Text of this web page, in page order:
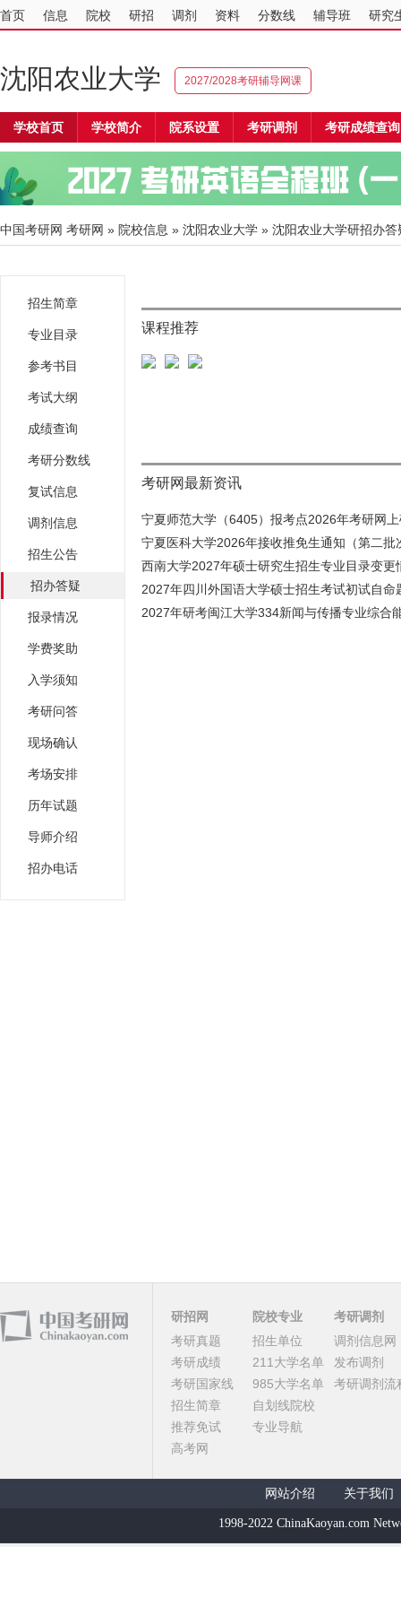
首页 信息 院校 研招 调剂 资料 分数线 辅导班 研究
沈阳农业大学 2027/2028考研辅导网课
学校首页 学校简介 院系设置 考研调剂 考研成绩查询
中国考研网 考研网 » 院校信息 » 沈阳农业大学 » 沈阳农业大学研招办
招生简章
专业目录
参考书目
考试大纲
成绩查询
考研分数线
复试信息
调剂信息
招生公告
招办答疑
报录情况
学费奖助
入学须知
考研问答
现场确认
考场安排
历年试题
导师介绍
招办电话
课程推荐
考研网最新资讯
宁夏师范大学（6405）报考点2026年考研网
宁夏医科大学2026年接收推免生通知（第二批
西南大学2027年硕士研究生招生专业目录变更
2027年四川外国语大学硕士招生考试初试自命
2027年研考闽江大学334新闻与传播专业综合
研招网
考研真题
考研成绩
考研国家线
招生简章
推荐免试
高考网
院校专业
招生单位
211大学名单
985大学名单
自划线院校
专业导航
考研调剂
调剂信息网
发布调剂
考研调剂流
网站介绍 关于我们
1998-2022 ChinaKaoyan.com